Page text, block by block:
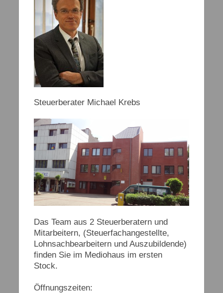
Steuerberater Michael Krebs
Das Team aus 2 Steuerberatern und
Mitarbeitern, (Steuerfachangestellte,
Lohnsachbearbeitern und Auszubildende)
finden Sie im Mediohaus im ersten
Stock.
Öffnungszeiten: